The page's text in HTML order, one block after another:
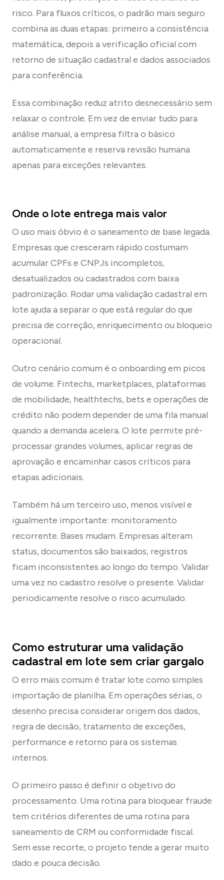
risco. Para fluxos críticos, o padrão mais seguro
combina as duas etapas: primeiro a consistência
matemática, depois a verificação oficial com
retorno de situação cadastral e dados associados
para conferência.
Essa combinação reduz atrito desnecessário sem
relaxar o controle. Em vez de enviar tudo para
análise manual, a empresa filtra o básico
automaticamente e reserva revisão humana
apenas para exceções relevantes.
Onde o lote entrega mais valor
O uso mais óbvio é o saneamento de base legada.
Empresas que cresceram rápido costumam
acumular CPFs e CNPJs incompletos,
desatualizados ou cadastrados com baixa
padronização. Rodar uma validação cadastral em
lote ajuda a separar o que está regular do que
precisa de correção, enriquecimento ou bloqueio
operacional.
Outro cenário comum é o onboarding em picos
de volume. Fintechs, marketplaces, plataformas
de mobilidade, healthtechs, bets e operações de
crédito não podem depender de uma fila manual
quando a demanda acelera. O lote permite pré-
processar grandes volumes, aplicar regras de
aprovação e encaminhar casos críticos para
etapas adicionais.
Também há um terceiro uso, menos visível e
igualmente importante: monitoramento
recorrente. Bases mudam. Empresas alteram
status, documentos são baixados, registros
ficam inconsistentes ao longo do tempo. Validar
uma vez no cadastro resolve o presente. Validar
periodicamente resolve o risco acumulado.
Como estruturar uma validação
cadastral em lote sem criar gargalo
O erro mais comum é tratar lote como simples
importação de planilha. Em operações sérias, o
desenho precisa considerar origem dos dados,
regra de decisão, tratamento de exceções,
performance e retorno para os sistemas
internos.
O primeiro passo é definir o objetivo do
processamento. Uma rotina para bloquear fraude
tem critérios diferentes de uma rotina para
saneamento de CRM ou conformidade fiscal.
Sem esse recorte, o projeto tende a gerar muito
dado e pouca decisão.